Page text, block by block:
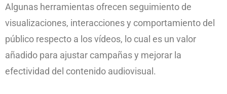
Algunas herramientas ofrecen seguimiento de
visualizaciones, interacciones y comportamiento del
público respecto a los vídeos, lo cual es un valor
añadido para ajustar campañas y mejorar la
efectividad del contenido audiovisual.